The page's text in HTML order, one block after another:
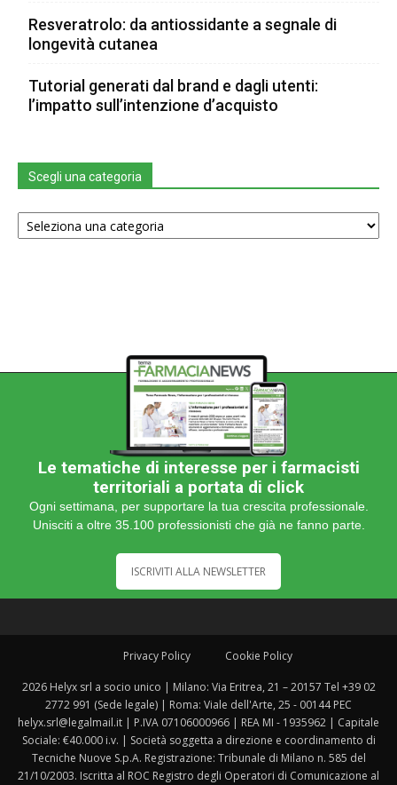
Resveratrolo: da antiossidante a segnale di
longevità cutanea
Tutorial generati dal brand e dagli utenti:
l’impatto sull’intenzione d’acquisto
Scegli una categoria
Scegli
una
Le tematiche di interesse per i farmacisti
territoriali a portata di click
Ogni settimana, per supportare la tua crescita professionale.
Unisciti a oltre 35.100 professionisti che già ne fanno parte.
ISCRIVITI ALLA NEWSLETTER
Privacy Policy Cookie Policy
2026 Helyx srl a socio unico | Milano: Via Eritrea, 21 – 20157 Tel +39 02
2772 991 (Sede legale) | Roma: Viale dell'Arte, 25 - 00144 PEC
helyx.srl@legalmail.it | P.IVA 07106000966 | REA MI - 1935962 | Capitale
Sociale: €40.000 i.v. | Società soggetta a direzione e coordinamento di
Tecniche Nuove S.p.A. Registrazione: Tribunale di Milano n. 585 del
21/10/2003. Iscritta al ROC Registro degli Operatori di Comunicazione al